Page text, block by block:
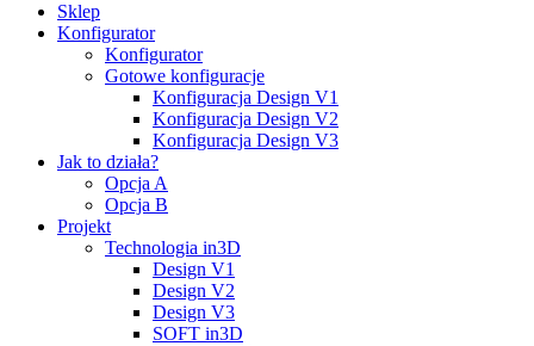
Sklep
Konfigurator
Konfigurator
Gotowe konfiguracje
Konfiguracja Design V1
Konfiguracja Design V2
Konfiguracja Design V3
Jak to działa?
Opcja A
Opcja B
Projekt
Technologia in3D
Design V1
Design V2
Design V3
SOFT in3D